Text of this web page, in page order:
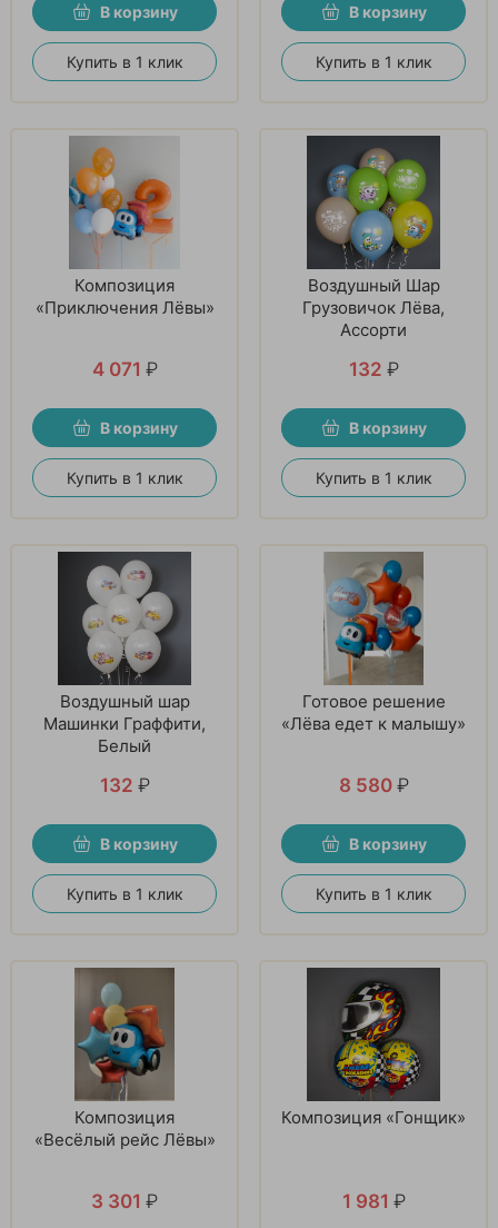
В корзину
Купить в 1 клик
В корзину
Купить в 1 клик
Композиция
«Приключения Лёвы»
4 071 ₽
В корзину
Купить в 1 клик
Воздушный Шар
Грузовичок Лёва,
Ассорти
132 ₽
В корзину
Купить в 1 клик
Воздушный шар
Машинки Граффити,
Белый
132 ₽
В корзину
Купить в 1 клик
Готовое решение
«Лёва едет к малышу»
8 580 ₽
В корзину
Купить в 1 клик
Композиция
«Весёлый рейс Лёвы»
3 301 ₽
Композиция «Гонщик»
1 981 ₽